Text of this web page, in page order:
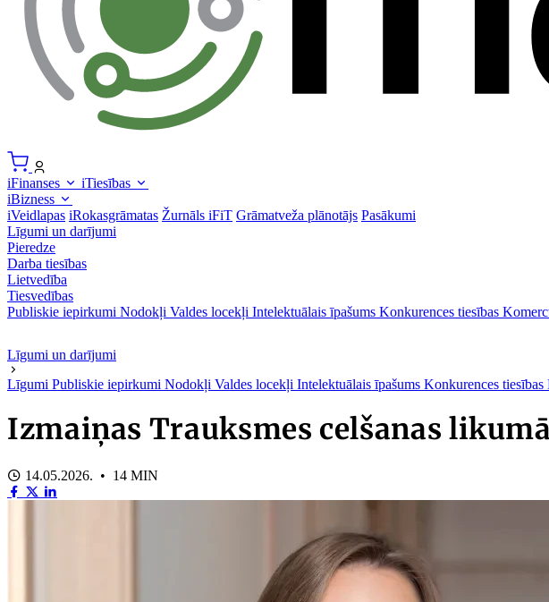
iFinanses
iTiesības
iBizness
iVeidlapas iRokasgrāmatas Žurnāls iFiT Grāmatveža plānotājs Pasākumi
Līgumi un darījumi
Pieredze
Darba tiesības
Lietvedība
Tiesvedības
Publiskie iepirkumi Nodokļi Valdes locekļi Intelektuālais īpašums Konkurences tiesības
Līgumi un darījumi
Līgumi Publiskie iepirkumi Nodokļi Valdes locekļi Intelektuālais īpašums Konkurences tiesības
Izmaiņas Trauksmes celšanas
14.05.2026. • 14 MIN